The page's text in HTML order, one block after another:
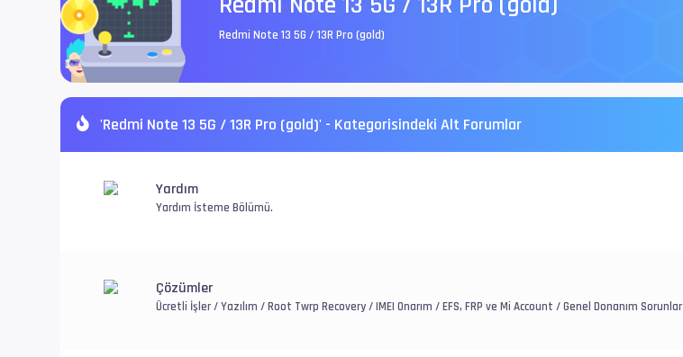
Redmi Note 13 5G / 13R Pro (gold)
'Redmi Note 13 5G / 13R Pro (gold)' - Kategorisindeki Alt Forumlar
Yardım
Yardım İsteme Bölümü.
Çözümler
Ücretli İşler / Yazılım / Root Twrp Recovery / IMEI Onarım / EFS, FRP ve Mi Account / Genel Donanım Sorunlar